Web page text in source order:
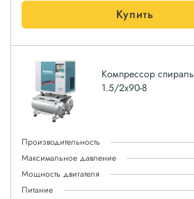
Купить
Компрессор
1.5/2x90-8
Производительность
Максимальное давление
Мощность двигателя
Питание